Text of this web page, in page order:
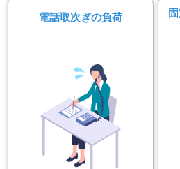
電話取次ぎの負荷